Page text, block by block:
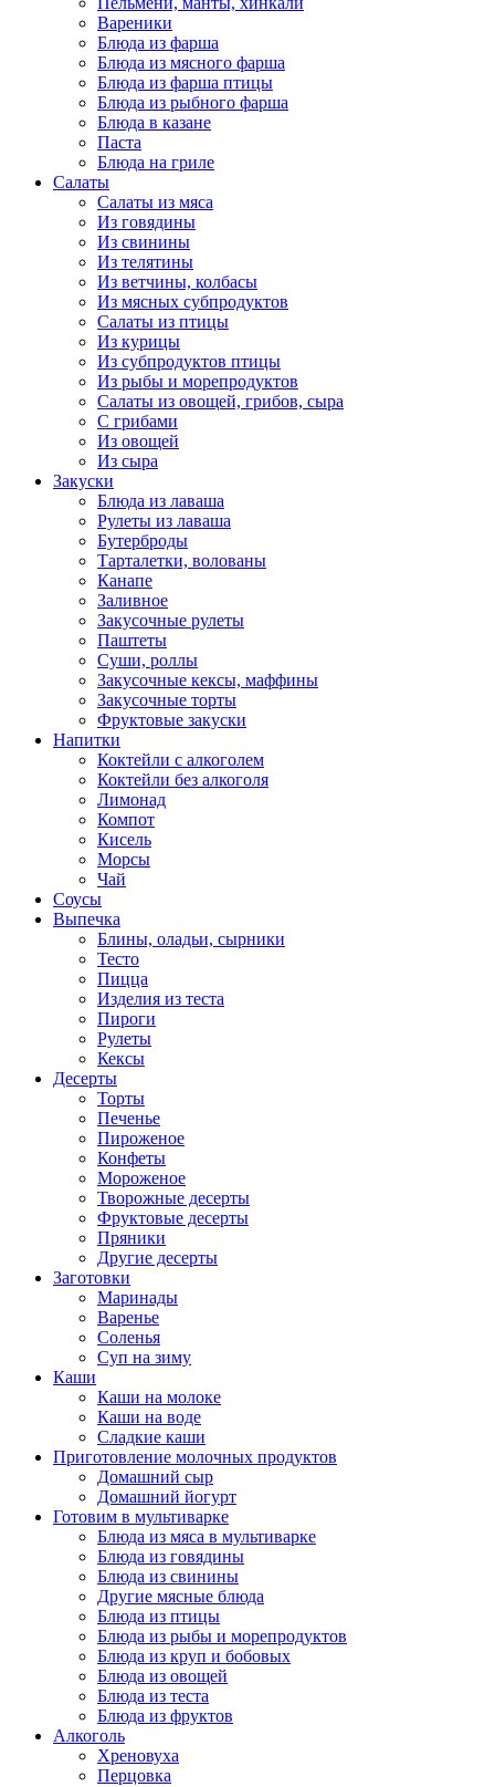
Вареники
Блюда из фарша
Блюда из мясного фарша
Блюда из фарша птицы
Блюда из рыбного фарша
Блюда в казане
Паста
Блюда на гриле
Салаты
Салаты из мяса
Из говядины
Из свинины
Из телятины
Из ветчины, колбасы
Из мясных субпродуктов
Салаты из птицы
Из курицы
Из субпродуктов птицы
Из рыбы и морепродуктов
Салаты из овощей, грибов, сыра
С грибами
Из овощей
Из сыра
Закуски
Блюда из лаваша
Рулеты из лаваша
Бутерброды
Тарталетки, волованы
Канапе
Заливное
Закусочные рулеты
Паштеты
Суши, роллы
Закусочные кексы, маффины
Закусочные торты
Фруктовые закуски
Напитки
Коктейли с алкоголем
Коктейли без алкоголя
Лимонад
Компот
Кисель
Морсы
Чай
Соусы
Выпечка
Блины, оладьи, сырники
Тесто
Пицца
Изделия из теста
Пироги
Рулеты
Кексы
Десерты
Торты
Печенье
Пироженое
Конфеты
Мороженое
Творожные десерты
Фруктовые десерты
Пряники
Другие десерты
Заготовки
Маринады
Варенье
Соленья
Суп на зиму
Каши
Каши на молоке
Каши на воде
Сладкие каши
Приготовление молочных продуктов
Домашний сыр
Домашний йогурт
Готовим в мультиварке
Блюда из мяса в мультиварке
Блюда из говядины
Блюда из свинины
Другие мясные блюда
Блюда из птицы
Блюда из рыбы и морепродуктов
Блюда из круп и бобовых
Блюда из овощей
Блюда из теста
Блюда из фруктов
Алкоголь
Хреновуха
Перцовка